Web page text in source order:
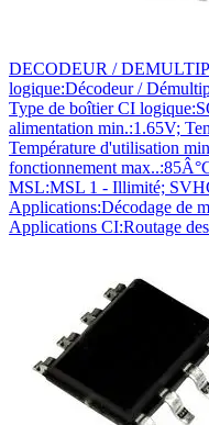
DECODEUR /
logique:Décodeur /
Type de boîtier CI
alimentation min.:1.65V;
Température d'utilisation
fonctionnement
MSL:MSL 1 - Illimité;
Applications:Décodage de
Applications CI:Routage